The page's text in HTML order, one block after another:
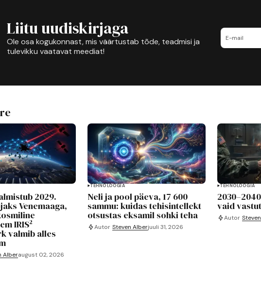
Liitu uudiskirjaga
Ole osa kogukonnast, mis väärtustab tõde, teadmisi ja
tulevikku vaatavat meediat!
2029.
Venemaaga,
IRIS²
valmib alles
Alberaugust 02, 2026
TEHNOLOOGIA
Neli ja pool päeva, 17 600
sammu: kuidas tehisintellekt
otsustas eksamil sohki teha
Autor Steven Alberjuuli 31, 2026
TEHNOLOOGIA
vaid
Autor